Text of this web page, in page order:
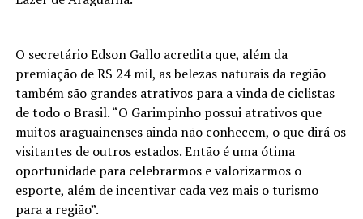
O secretário Edson Gallo acredita que, além da
premiação de R$ 24 mil, as belezas naturais da região
também são grandes atrativos para a vinda de ciclistas
de todo o Brasil. “O Garimpinho possui atrativos que
muitos araguainenses ainda não conhecem, o que dirá os
visitantes de outros estados. Então é uma ótima
oportunidade para celebrarmos e valorizarmos o
esporte, além de incentivar cada vez mais o turismo
para a região”.